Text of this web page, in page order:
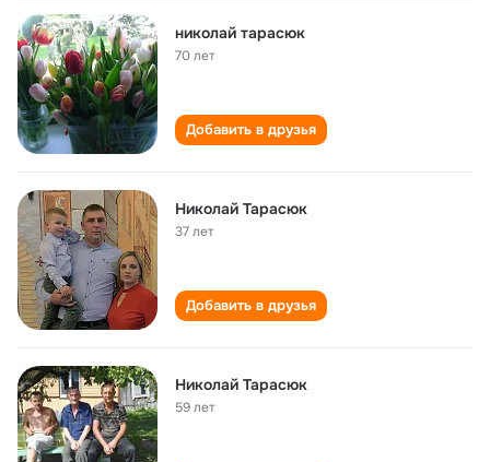
николай тарасюк
70 лет
Добавить в друзья
Николай Тарасюк
37 лет
Добавить в друзья
Николай Тарасюк
59 лет